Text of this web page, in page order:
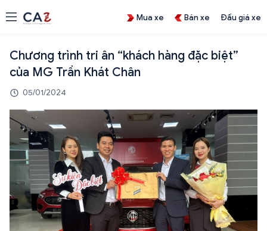
Mua xe Bán xe Đấu giá xe
Chương trình tri ân “khách hàng đặc biệt”
của MG Trần Khát Chân
05/01/2024